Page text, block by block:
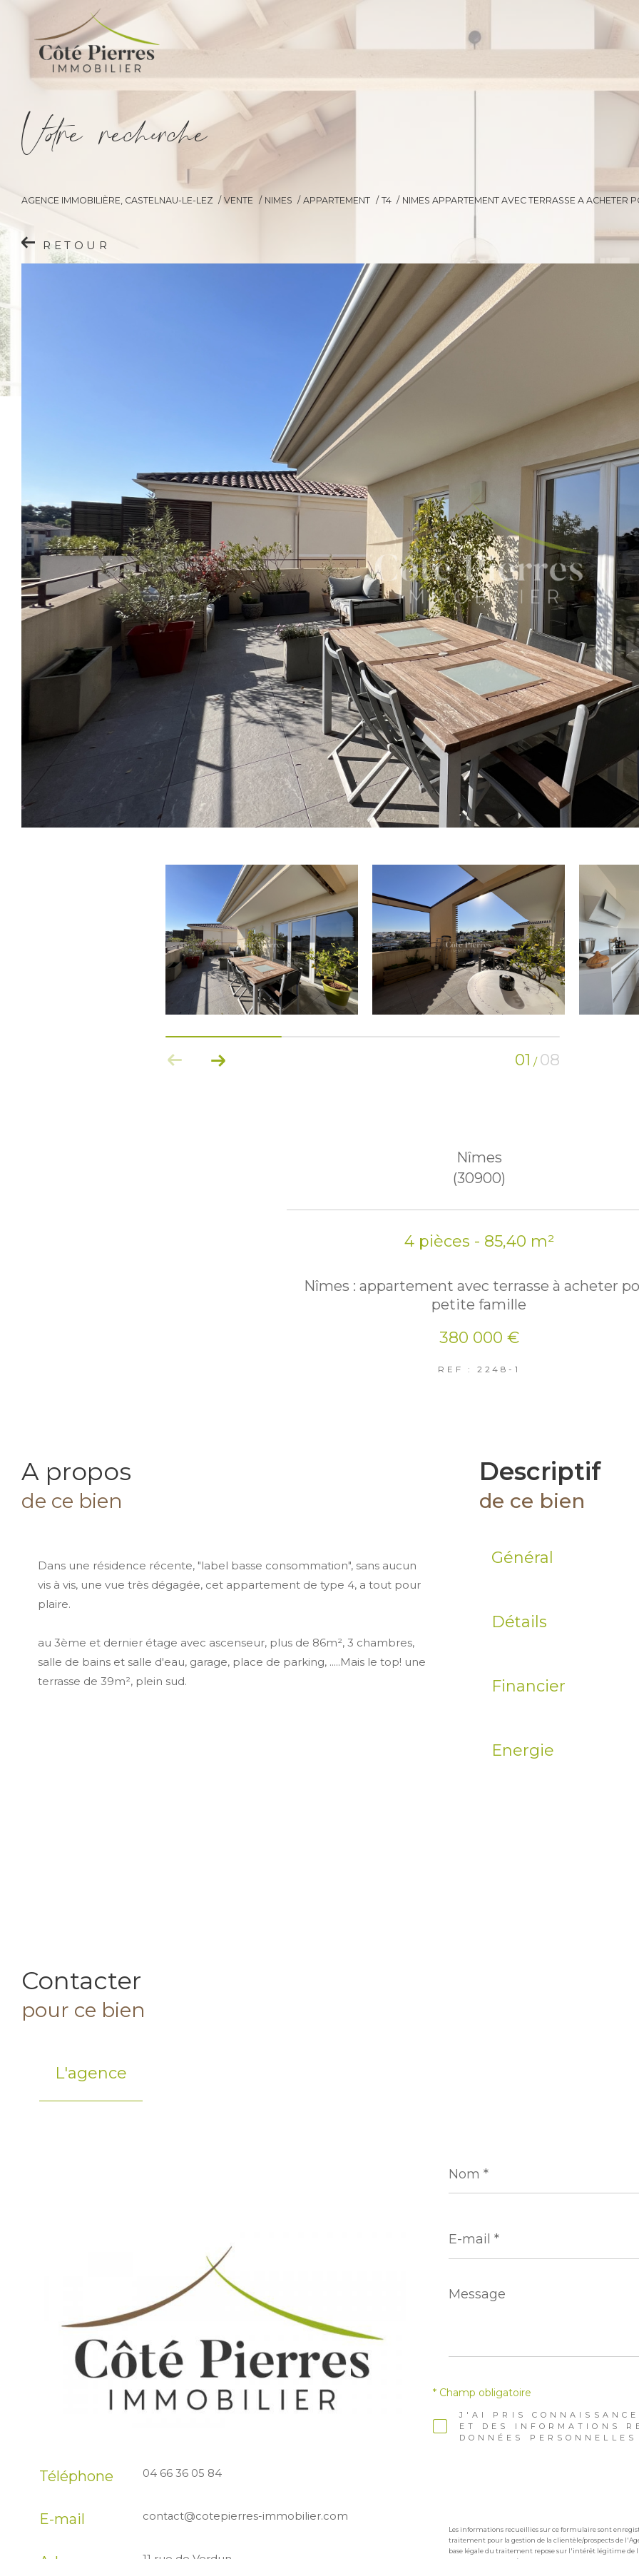
Vore recece
AGENCE IMMOBILIÈRE, CASTELNAU-LE-LEZ VENTE NIMES APPARTEMENT T4 NIMES APPARTEMENT AVEC TERRASSE A ACHETER
RETOUR
01 / 08
Nîmes
(30900)
4 pièces - 85,40 m²
Nîmes : appartement avec terrasse à acheter
petite famille
380 000 €
REF : 2248-1
a propos
de ce bien
Dans une résidence récente, "label basse consommation", sans aucun
vis à vis, une vue très dégagée, cet appartement de type 4, a tout pour
plaire.
au 3ème et dernier étage avec ascenseur, plus de 86m², 3 chambres,
salle de bains et salle d'eau, garage, place de parking, .....Mais le top! une
terrasse de 39m², plein sud.
descriptif
de ce bien
Général
Détails
Financier
Energie
Contacter
pour ce bien
L'agence
Téléphone 04 66 36 05 84
E-mail contact@cotepierres-immobilier.com
*
mail
*
Message
*
J'AI PRIS
ET DES INFORMATIONS
DONNÉES
* Champ obligatoire
Les informations recueillies sur ce formulaire sont
traitement pour la gestion de la clientèle/prospects de
base légale du traitement repose sur l'intérêt légitime de